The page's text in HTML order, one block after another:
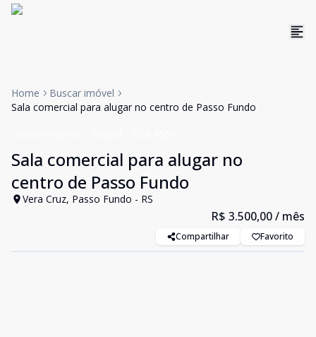
Home
Buscar imóvel
Sala comercial para alugar no centro de Passo Fundo
Sala comercial para alugar no
centro de Passo Fundo
Vera Cruz, Passo Fundo - RS
R$ 3.500,00/ mês
Compartilhar Favorito